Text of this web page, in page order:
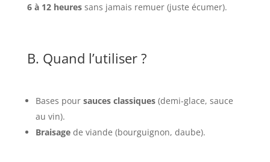
6 à 12 heuressans jamais remuer (juste écumer).
B. Quand l’utiliser ?
Bases pour sauces classiques(demi-glace, sauce
au vin).
Braisagede viande (bourguignon, daube).